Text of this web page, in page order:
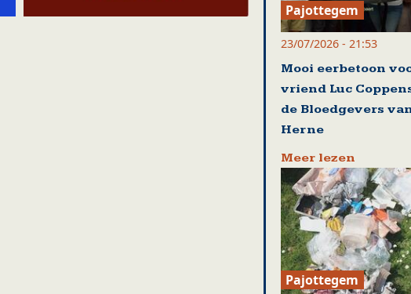
Pajottegem
23/07/2026 - 21:53
Mooi eerbetoon
vriend Luc
de Bloedgevers
Herne
Meer lezen
Pajottegem